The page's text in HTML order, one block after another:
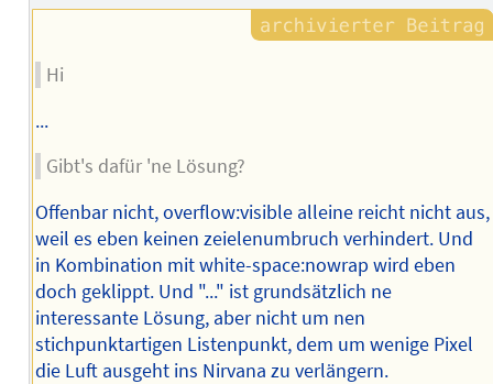
Hi
...
Gibt's dafür 'ne Lösung?
Offenbar nicht, overflow:visible alleine reicht nicht aus,
weil es eben keinen zeielenumbruch verhindert. Und
in Kombination mit white-space:nowrap wird eben
doch geklippt. Und "..." ist grundsätzlich ne
interessante Lösung, aber nicht um nen
stichpunktartigen Listenpunkt, dem um wenige Pixel
die Luft ausgeht ins Nirvana zu verlängern.